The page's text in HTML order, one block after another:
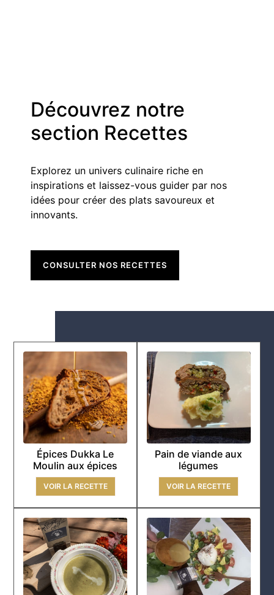
Découvrez notre
section Recettes
Explorez un univers culinaire riche en
inspirations et laissez-vous guider par nos
idées pour créer des plats savoureux et
innovants.
CONSULTER NOS RECETTES
Épices Dukka Le
Moulin aux épices
VOIR LA RECETTE
Pain de viande aux
légumes
VOIR LA RECETTE